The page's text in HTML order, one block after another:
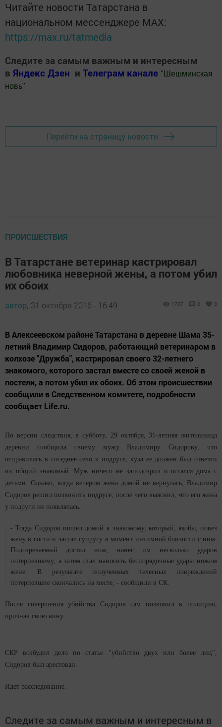
Читайте новости Татарстана в
национальном мессенджере MАХ:
https://max.ru/tatmedia
Следите за самым важным и интересным
в Яндекс Дзен и Телеграм канале " Шешминская
новь"
Перейти на страницу новости
ПРОИСШЕСТВИЯ
В Татарстане ветеринар кастрировал
любовника неверной жены, а потом убил
их обоих
автор, 31 октября 2016 - 16:49 1707 0 0
В Алексеевском районе Татарстана в деревне Шама 35-
летний Владимир Сидоров, работающий ветеринаром в
колхозе "Дружба", кастрировал своего 32-летнего
знакомого, которого застал вместе со своей женой в
постели, а потом убил их обоих. Об этом происшествии
сообщили в Следственном комитете, подробности
сообщает Life.ru.
По версии следствия, в субботу, 29 октября, 31-летняя жительница
деревни сообщила своему мужу Владимиру Сидорову, что
отправилась в соседнее село к подруге, куда ее должен был отвезти
их общий знакомый. Муж ничего не заподозрил и остался дома с
детьми. Однако, когда вечером жена домой не вернулась, Владимир
Сидоров решил позвонить подруге, после чего выяснил, что его жена
у подруги не появлялась.
- Тогда Сидоров пошел домой к знакомому, который, якобы, повез
жену в гости и застал супругу в момент интимной близости с ним.
Подозреваемый достал нож, нанес им несколько ударов
потерпевшему, а затем стал наносить беспорядочные удары ножом
жене. В результате полученных телесных повреждений
потерпевшие скончались на месте, - сообщили в СК.
После совершения убийства Сидоров сам позвонил в полицию,
признав свою вину.
СКР возбудил дело по статье "убийство двух или более лиц",
Сидоров был арестован.
Идет расследование.
Следите за самым важным и интересным в